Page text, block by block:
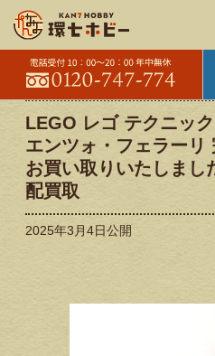
LEGO レゴ テクニッ
エンツォ・フェラーリ
お買い取りいたしまし
配買取
2025年3月4日公開